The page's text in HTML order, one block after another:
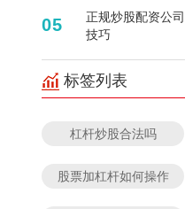
05
正规炒股配资公
技巧
标签列表
杠杆炒股合法吗
股票加杠杆如何操作